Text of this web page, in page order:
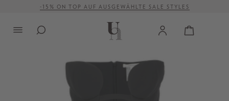
springen-15% ON TOP AUF AUSGEWÄHLTE SALE STYLES